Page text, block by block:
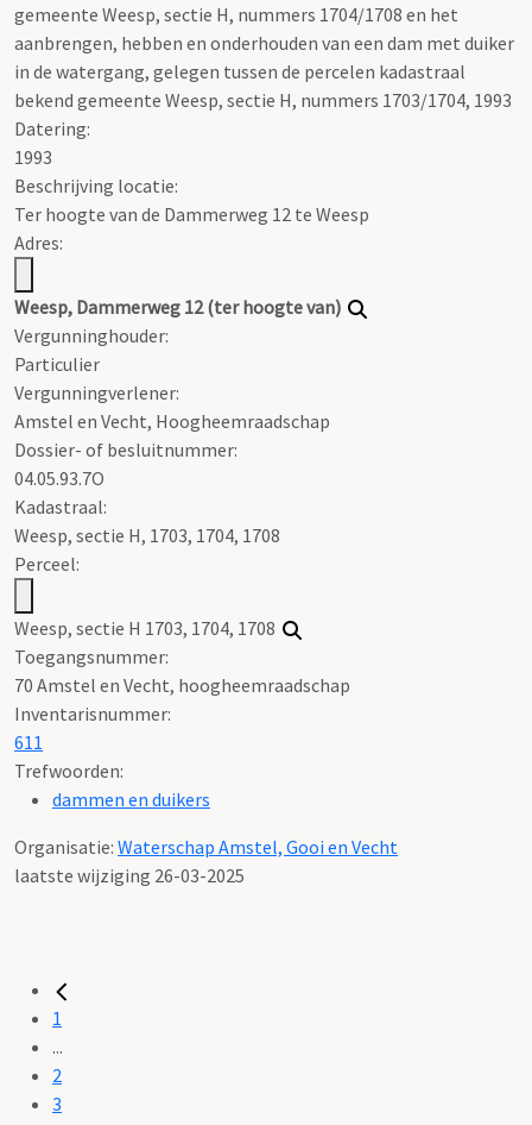
gemeente Weesp, sectie H, nummers 1704/1708 en het
aanbrengen, hebben en onderhouden van een dam met duiker
in de watergang, gelegen tussen de percelen kadastraal
bekend gemeente Weesp, sectie H, nummers 1703/1704, 1993
Datering:
1993
Beschrijving locatie:
Ter hoogte van de Dammerweg 12 te Weesp
Adres:
Weesp, Dammerweg 12 (ter hoogte van)
Vergunninghouder:
Particulier
Vergunningverlener:
Amstel en Vecht, Hoogheemraadschap
Dossier- of besluitnummer:
04.05.93.7O
Kadastraal:
Weesp, sectie H, 1703, 1704, 1708
Perceel:
Weesp, sectie H 1703, 1704, 1708
Toegangsnummer:
70 Amstel en Vecht, hoogheemraadschap
Inventarisnummer:
611
Trefwoorden:
dammen en duikers
Organisatie: Waterschap Amstel, Gooi en Vecht
laatste wijziging 26-03-2025
1
...
2
3